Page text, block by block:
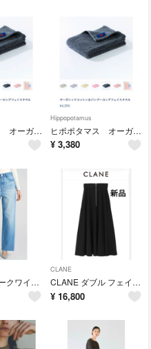
ヒポポタマス オーガニックコットン＆バンブー ロングフェイスタオル ２枚セット
Hippopotamus
ヒポポタマス オーガニックコットン＆バンブー ロングフェイスタオル ②
¥ 3,380
YANUK ヤヌークワイドストレート LILITH 23
CLANE
CLANE ダブル フェイス ジップ フレア スカート
¥ 16,800